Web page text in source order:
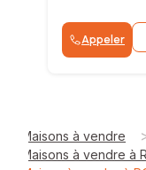
Appeler
Maisons à vendre
Maisons à vendre à